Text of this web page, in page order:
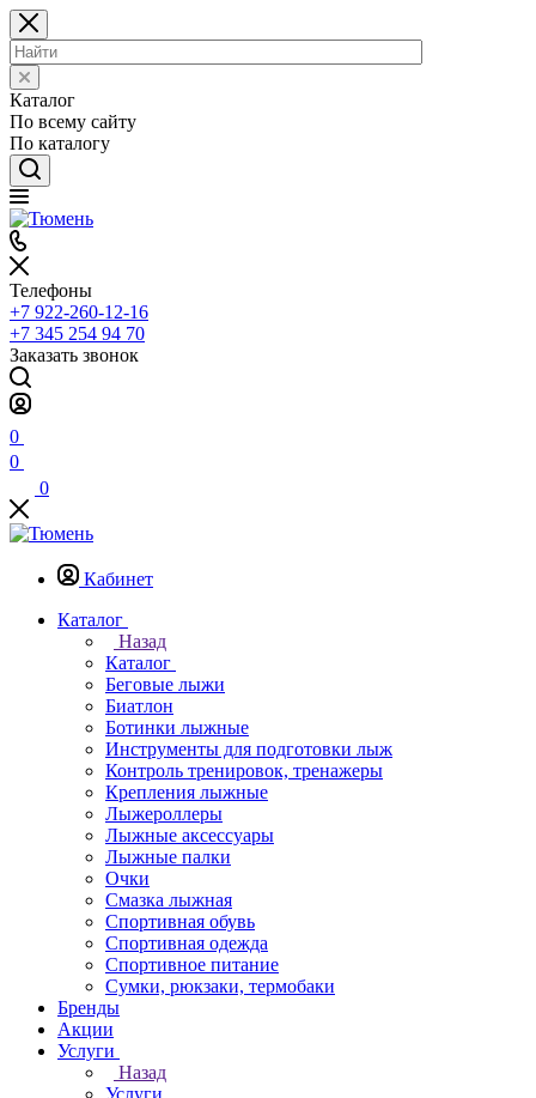
Каталог
По всему сайту
По каталогу
Телефоны
+7 922-260-12-16
+7 345 254 94 70
Заказать звонок
0
0
0
Кабинет
Каталог
Назад
Каталог
Беговые лыжи
Биатлон
Ботинки лыжные
Инструменты для подготовки лыж
Контроль тренировок, тренажеры
Крепления лыжные
Лыжероллеры
Лыжные аксессуары
Лыжные палки
Очки
Смазка лыжная
Спортивная обувь
Спортивная одежда
Спортивное питание
Сумки, рюкзаки, термобаки
Бренды
Акции
Услуги
Назад
Услуги